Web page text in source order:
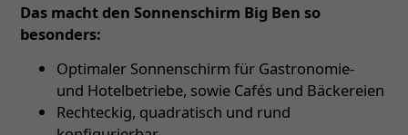
Das macht den Sonnenschirm Big Ben so
besonders:
Optimaler Sonnenschirm für Gastronomie-
und Hotelbetriebe, sowie Cafés und Bäckereien
Rechteckig, quadratisch und rund